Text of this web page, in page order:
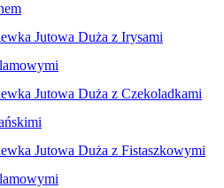
Jutowa Duża z Irysami
Jutowa Duża z Czekoladkami
Jutowa Duża z Fistaszkowymi